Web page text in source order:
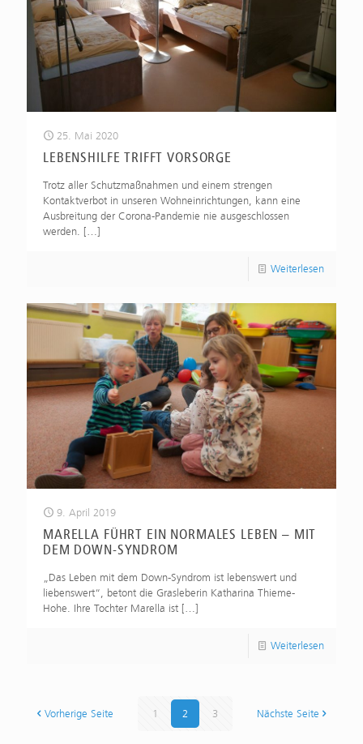
25. Mai 2020
LEBENSHILFE TRIFFT VORSORGE
Trotz aller Schutzmaßnahmen und einem strengen
Kontaktverbot in unseren Wohneinrichtungen, kann eine
Ausbreitung der Corona-Pandemie nie ausgeschlossen
werden. […]
Weiterlesen
9. April 2019
MARELLA FÜHRT EIN NORMALES LEBEN – MIT
DEM DOWN-SYNDROM
„Das Leben mit dem Down-Syndrom ist lebenswert und
liebenswert“, betont die Grasleberin Katharina Thieme-
Hohe. Ihre Tochter Marella ist […]
Weiterlesen
Vorherige Seite 1 2 3 Nächste Seite